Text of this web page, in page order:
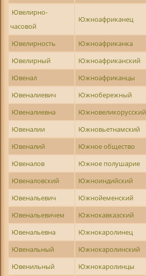
Ювелирно-
часовой
Южноафриканец
Ювелирность Южноафриканка
Ювелирный
Южноафриканский
Ювенал
Южноафриканцы
Ювеналиевич
Южнобережный
Ювеналиевна
Южновеликорусский
Ювеналии
Южновьетнамский
Ювеналий
Южное общество
Ювеналов
Южное полушарие
Ювеналовский
Южноиндийский
Ювенальевич
Южнойеменский
Ювенальевичем
Южнокавказский
Ювенальевна
Южнокаролинец
Ювенальный
Южнокаролинский
Ювенильный
Южнокаролинцы